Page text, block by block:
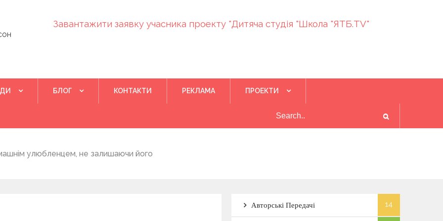
Завантажити заявку учасника проекту "Дитяча студія "Школа "ЯТБ.TV"
БЛОГ КОНТАКТИ РЕКЛАМА ПРОЕКТИ
Херсонського притулку “4 лапи” очікують
Авторські Передачі 14